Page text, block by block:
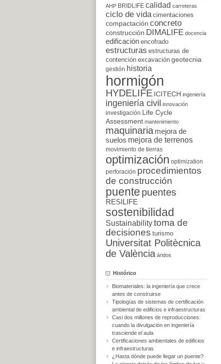
AHP BRIDLIFE calidad carreteras
ciclo de vida cimentaciones
compactación concreto
construcción DIMALIFE docencia
edificación encofrado
estructuras estructuras de
contención excavación geotecnia
gestión historia
hormigón
HYDELIFE ICITECH ingeniería
ingeniería civil innovación
investigación
Life Cycle
Assessment mantenimiento
maquinaria mejora de
suelos mejora de terrenos
movimiento de tierras
optimización optimization
perforación procedimientos
de construcción
puente puentes
RESILIFE
sostenibilidad
Sustainabilitytoma de
decisiones turismo
Universitat Politècnica
de València áridos
Histórico
Biomateriales: la ingeniería que crece
antes de construirse
Tipologías de sistemas de certificación
ambiental de edificios e infraestructuras
Casi dos millones de reproducciones:
cuando la divulgación en ingeniería
trasciende el aula
Certificaciones ambientales de edificios
e infraestructuras
¿Hasta dónde puede llegar un puente?